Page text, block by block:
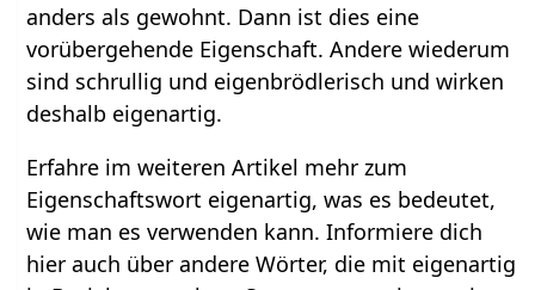
anders als gewohnt. Dann ist dies eine
vorübergehende Eigenschaft. Andere wiederum
sind schrullig und eigenbrödlerisch und wirken
deshalb eigenartig.
Erfahre im weiteren Artikel mehr zum
Eigenschaftswort eigenartig, was es bedeutet,
wie man es verwenden kann. Informiere dich
hier auch über andere Wörter, die mit eigenartig